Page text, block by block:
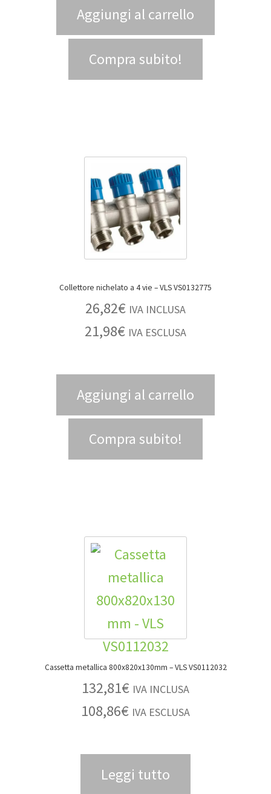
Aggiungi al carrello
Compra subito!
Collettore nichelato a 4 vie – VLS VS0132775
26,82€ IVA INCLUSA
21,98€ IVA ESCLUSA
Aggiungi al carrello
Compra subito!
Cassetta metallica 800x820x130mm – VLS VS0112032
132,81€ IVA INCLUSA
108,86€ IVA ESCLUSA
Leggi tutto